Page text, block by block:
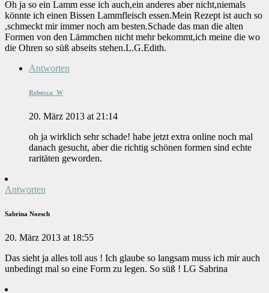
Oh ja so ein Lamm esse ich auch,ein anderes aber nicht,niemals
könnte ich einen Bissen Lammfleisch essen.Mein Rezept ist auch so
,schmeckt mir immer noch am besten.Schade das man die alten
Formen von den Lämmchen nicht mehr bekommt,ich meine die wo
die Ohren so süß abseits stehen.L.G.Edith.
Antworten
Rebecca_W
20. März 2013 at 21:14
oh ja wirklich sehr schade! habe jetzt extra online noch mal
danach gesucht, aber die richtig schönen formen sind echte
raritäten geworden.
Antworten
Sabrina Noesch
20. März 2013 at 18:55
Das sieht ja alles toll aus ! Ich glaube so langsam muss ich mir auch
unbedingt mal so eine Form zu legen. So süß ! LG Sabrina